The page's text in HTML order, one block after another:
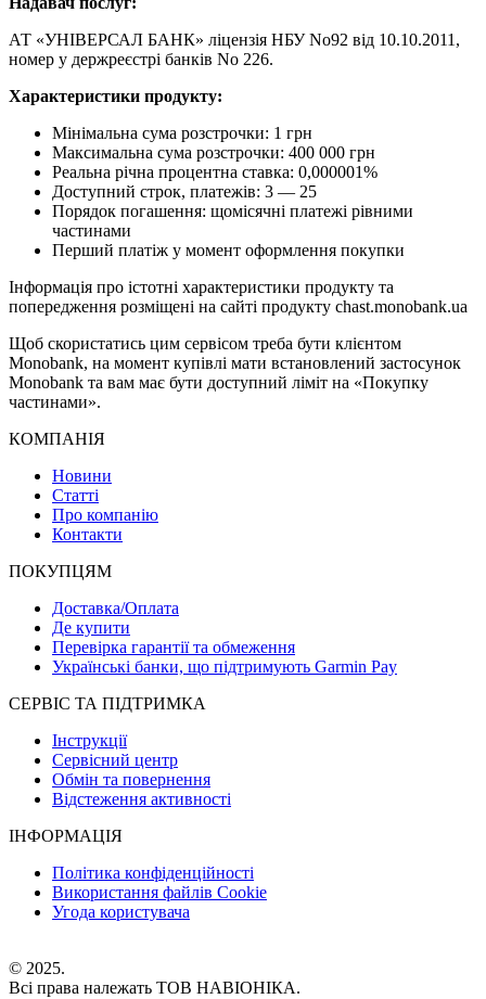
АТ «УНІВЕРСАЛ БАНК» ліцензія НБУ No92 від 10.10.2011,
номер у держреєстрі банків No 226.
Характеристики продукту:
Мінімальна сума розстрочки: 1 грн
Максимальна сума розстрочки: 400 000 грн
Реальна річна процентна ставка: 0,000001%
Доступний строк, платежів: 3 — 25
Порядок погашення: щомісячні платежі рівними
частинами
Перший платіж у момент оформлення покупки
Інформація про істотні характеристики продукту та
попередження розміщені на сайті продукту chast.monobank.ua
Щоб скористатись цим сервісом треба бути клієнтом
Monobank, на момент купівлі мати встановлений застосунок
Monobank та вам має бути доступний ліміт на «Покупку
частинами».
КОМПАНІЯ
Новини
Статті
Про компанію
Контакти
ПОКУПЦЯМ
Доставка/Оплата
Де купити
Перевірка гарантії та обмеження
Українські банки, що підтримують Garmin Pay
СЕРВІС ТА ПІДТРИМКА
Інструкції
Сервісний центр
Обмін та повернення
Відстеження активності
ІНФОРМАЦІЯ
Політика конфіденційності
Використання файлів Cookie
Угода користувача
© 2025.
Всі права належать ТОВ НАВІОНІКА.